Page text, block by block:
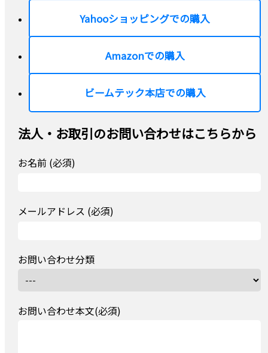
Yahooショッピングでの購入
Amazonでの購入
ビームテック本店での購入
法人・お取引のお問い合わせはこちらから
お名前 (必須)
メールアドレス (必須)
お問い合わせ分類
お問い合わせ本文(必須)